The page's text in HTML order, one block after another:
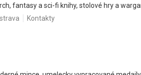
fantasy a sci-fi knihy, stolové hry a
Kontakty